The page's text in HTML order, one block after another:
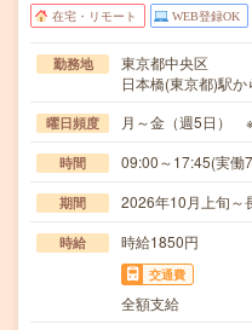
在宅・リモート WEB登録OK
勤務地
東京都中央区
日本橋(東京都)駅
曜日頻度 月～金（週5日）
時間 09:00～17:45(実
期間 2026年10月上旬
時給 時給1850円
交通費
全額支給